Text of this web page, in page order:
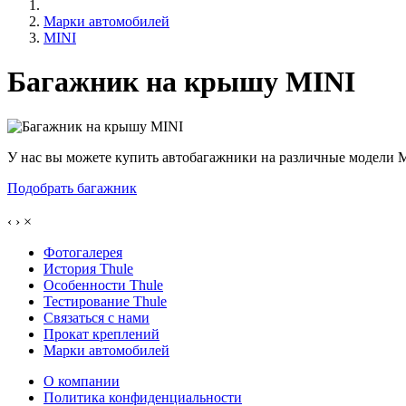
Марки автомобилей
MINI
Багажник на крышу MINI
У нас вы можете купить автобагажники на различные модели
Подобрать багажник
‹ › ×
Фотогалерея
История Thule
Особенности Thule
Тестирование Thule
Связаться с нами
Прокат креплений
Марки автомобилей
О компании
Политика конфиденциальности